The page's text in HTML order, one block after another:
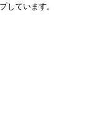
しています。